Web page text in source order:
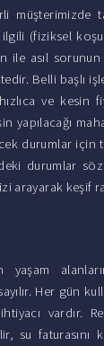
müşterimizde
(fiziksel
asıl sorunun
Belli başlı
ve kesin
yapılacağı
durumlar için
durumlar
arayarak keşif
Her gün
vardır.
su faturasını